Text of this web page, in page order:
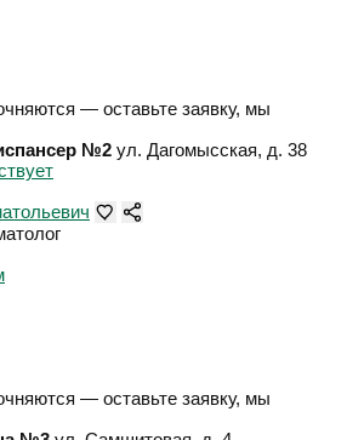
— оставьте заявку, мы
№2 ул. Дагомысская, д. 38
— оставьте заявку, мы